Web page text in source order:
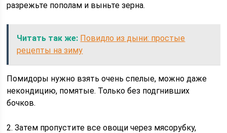
разрежьте пополам и выньте зерна.
Читать так же: Повидло из дыни: простые
рецепты на зиму
Помидоры нужно взять очень спелые, можно даже
некондицию, помятые. Только без подгнивших
бочков.
2. Затем пропустите все овощи через мясорубку,